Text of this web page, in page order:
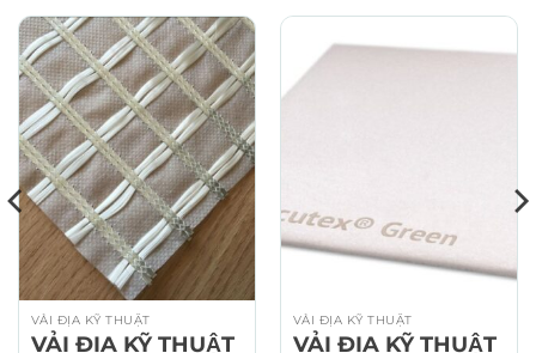
VẢI ĐỊA KỸ THUẬT
VẢI ĐỊA KỸ THUẬT
VẢI ĐỊA KỸ THUẬT
VẢI ĐỊA KỸ THUẬT